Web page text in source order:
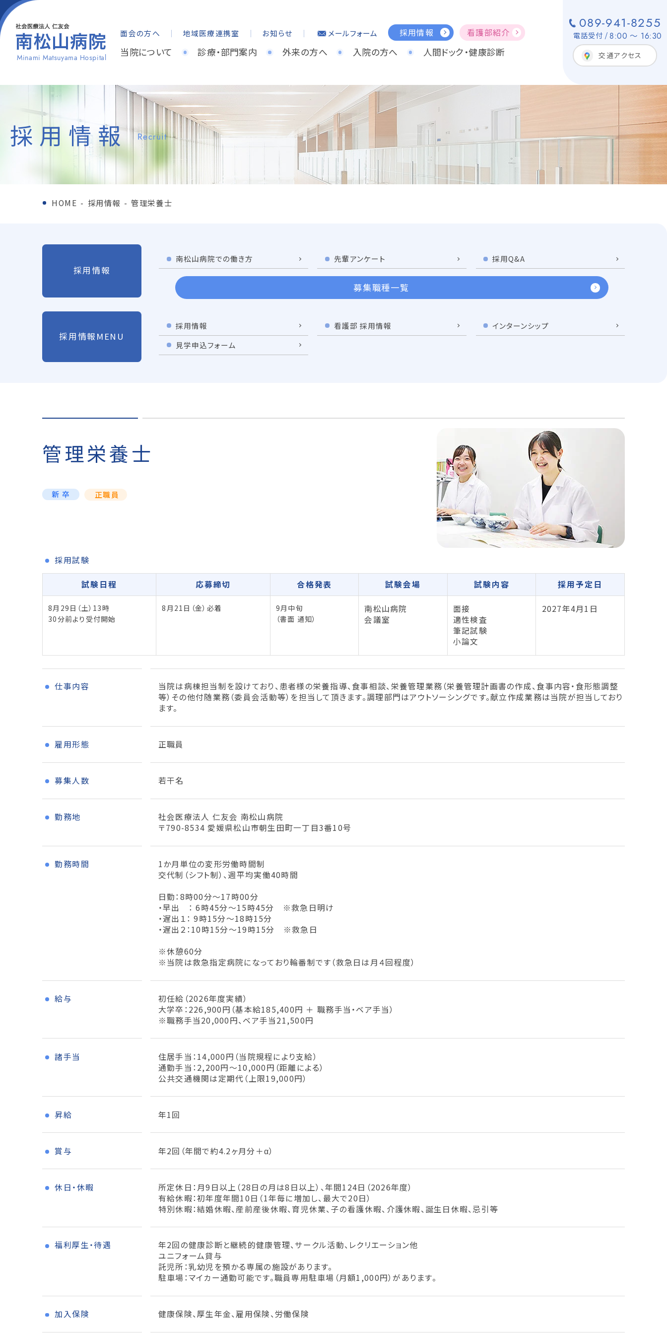
Minami Matsuyama Hospital
面会の方へ 地域医療連携室 お知らせ メールフォーム
当院について 診療・部門案内 外来の方へ 入院の方へ 人間ドック・健康診断
採用情報 看護部紹介
089-941-8255
電話受付 8:00 ～ 16:30
交通アクセス
採用情報 Recruit
HOME - 採用情報 - 管理栄養士
採用情報
南松山病院での働き方 先輩アンケート 採用Q&A
募集職種一覧
採用情報MENU
採用情報 看護部 採用情報
インターンシップ
見学申込フォーム
管理栄養士
新卒 正職員
採用試験
試験日程
8月29日（土）13時
30分前より受付開始
応募締切
8月21日（金）必着
合格発表
9月中旬
（書面 通知）
試験会場
南松山病院
会議室
試験内容
面接
適性検査
筆記試験
小論文
採用予定日
2027年4月1日
仕事内容
当院は病棟担当制を設けており、患者様の栄養指導、食事相談、栄養管理業務（栄養管理計画書の作成、食事内容・食形態調整
等）その他付随業務（委員会活動等）を担当して頂きます。調理部門はアウトソーシングです。献立作成業務は当院が担当しており
ます。
雇用形態 正職員
募集人数 若干名
勤務地
社会医療法人 仁友会 南松山病院
〒790-8534 愛媛県松山市朝生田町一丁目3番10号
勤務時間
1か月単位の変形労働時間制
交代制（シフト制）、週平均実働40時間
日勤：8時00分～17時00分
・早出 ： 6時45分〜15時45分 ※救急日明け
・遅出１： 9時15分〜18時15分
・遅出２：10時15分〜19時15分 ※救急日
※休憩60分
※当院は救急指定病院になっており輪番制です（救急日は月４回程度）
給与
初任給（2026年度実績）
大学卒：226,900円（基本給185,400円 ＋ 職務手当・ベア手当）
※職務手当20,000円、ベア手当21,500円
諸手当
住居手当：14,000円（当院規程により支給）
通勤手当：2,200円～10,000円（距離による）
公共交通機関は定期代（上限19,000円）
昇給 年1回
賞与 年2回（年間で約4.2ヶ月分＋α）
休日・休暇
所定休日：月9日以上（28日の月は8日以上）、年間124日（2026年度）
有給休暇：初年度年間10日（1年毎に増加し、最大で20日）
特別休暇：結婚休暇、産前産後休暇、育児休業、子の看護休暇、介護休暇、誕生日休暇、忌引等
福利厚生・待遇
年2回の健康診断と継続的健康管理、サークル活動、レクリエーション他
ユニフォーム貸与
託児所：乳幼児を預かる専属の施設があります。
駐車場：マイカー通勤可能です。職員専用駐車場（月額1,000円）があります。
加入保険 健康保険、厚生年金、雇用保険、労働保険